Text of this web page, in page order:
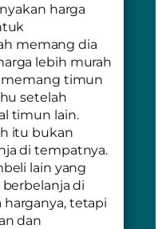
harga
memang dia
lebih murah
memang timun
setelah
timun lain.
itu bukan
di tempatnya.
lain yang
di
tetapi
dan